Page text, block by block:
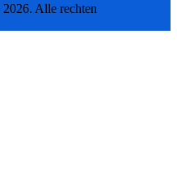
Alle rechten